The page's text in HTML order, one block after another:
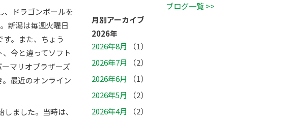
、ドラゴンボールを
新潟は毎週火曜日
。また、ちょう
今と違ってソフト
マリオブラザーズ
最近のオンライン
ました。当時は、
ブログ一覧 >>
月別アーカイブ
2026年
2026年8月
（1）
2026年7月
（2）
2026年6月
（1）
2026年5月
（2）
2026年4月
（2）